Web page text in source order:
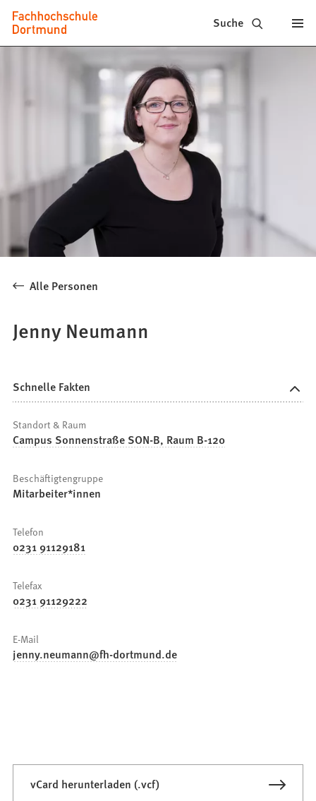
Inhalt anspringen
Fachhochschule
Dortmund
Studium,
Studiengänge,
Suche
Alle Personen
Jenny Neumann
Schnelle Fakten
Standort & Raum
Campus Sonnenstraße SON-B, Raum B-120
Beschäftigtengruppe
Mitarbeiter*innen
Telefon
0231 91129181
Telefax
0231 91129222
E-Mail
jenny.neumann fh-dortmund de
vCard herunterladen (.vcf)